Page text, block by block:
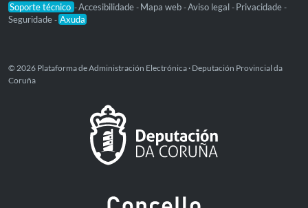
Soporte técnico -Accesibilidade - Mapa web -Aviso legal - Privacidade -
Seguridade - Axuda
© 2026 Plataforma de Administración Electrónica · Deputación Provincial da
Coruña